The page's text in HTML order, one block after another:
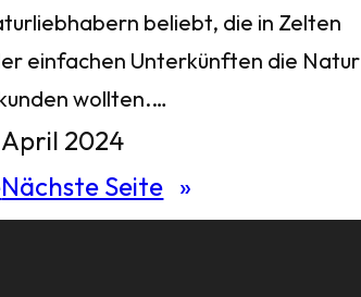
beliebt, die in Zelten
einfachen Unterkünften die Natur
wollten.…
2024
Nächste Seite »